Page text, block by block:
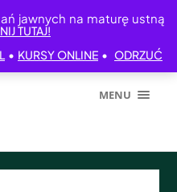
jawnych na maturę ustną
TUTAJ!
• KURSY ONLINE • ODRZUĆ
MENU